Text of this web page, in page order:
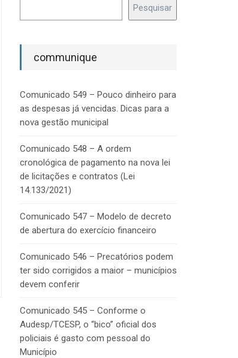
Pesquisar
communique
Comunicado 549 – Pouco dinheiro para
as despesas já vencidas. Dicas para a
nova gestão municipal
Comunicado 548 – A ordem
cronológica de pagamento na nova lei
de licitações e contratos (Lei
14.133/2021)
Comunicado 547 – Modelo de decreto
de abertura do exercício financeiro
Comunicado 546 – Precatórios podem
ter sido corrigidos a maior – municípios
devem conferir
Comunicado 545 – Conforme o
Audesp/TCESP, o “bico” oficial dos
policiais é gasto com pessoal do
Município